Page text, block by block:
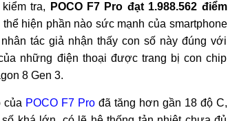
tra,
POCO F7 Pro đạt 1.988.562 điểm
thể hiện phần nào sức mạnh của smartphone
tác giả nhận thấy con số này đúng với
những điện thoại được trang bị con chip
8 Gen 3.
của POCO F7 Prođã tăng hơn gần 18 độ C,